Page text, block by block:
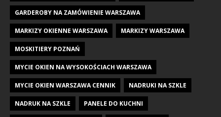
GARDEROBY NA ZAMÓWIENIE WARSZAWA
MARKIZY OKIENNE WARSZAWA MARKIZY WARSZAWA
MOSKITIERY POZNAŃ
MYCIE OKIEN NA WYSOKOŚCIACH WARSZAWA
MYCIE OKIEN WARSZAWA CENNIK NADRUKI NA SZKLE
NADRUK NA SZKLE PANELE DO KUCHNI